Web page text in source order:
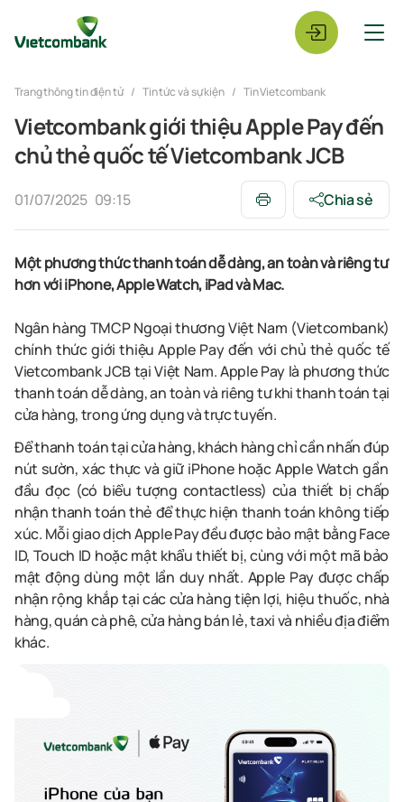
Trang thông tin điện tử Tin tức và sự kiện Tin Vietcombank
Vietcombank giới thiệu Apple Pay đến
chủ thẻ quốc tế Vietcombank JCB​
01/07/2025 09:15 Chia sẻ
Một phương thức thanh toán dễ dàng, an toàn và riêng tư
hơn với iPhone, Apple Watch, iPad và Mac.
Ngân hàng TMCP Ngoạithương Việt Nam (Vietcombank)
chính thức giới thiệuApple Payđến với chủ thẻ quốc tế
VietcombankJCB tại Việt Nam.Apple Pay là phương thức
thanh toán dễ dàng, an toàn và riêng tư khi thanh toán tại
cửa hàng, trong ứng dụng và trực tuyến.
Để thanh toán tại cửa hàng, khách hàng chỉ cần nhấnđúp
nút sườn, xác thực và giữ iPhonehoặcApple Watch gần
đầu đọc (có biểu tượng contactless) của thiết bị chấp
nhậnthanhtoánthẻ để thực hiện thanh toán không tiếp
xúc. Mỗi giao dịchApplePayđều được bảo mật bằngFace
ID, Touch ID hoặc mật khẩu thiết bị, cùng với một mã bảo
mật động dùng một lần duy nhất. Apple Payđược chấp
nhận rộng khắp tại các cửa hàng tiện lợi, hiệu thuốc, nhà
hàng, quán cà phê, cửa hàng bán lẻ,taxivà nhiều địa điểm
khác.